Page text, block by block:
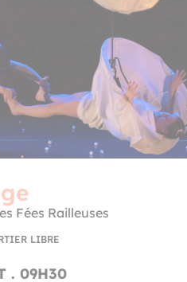
Fées Railleuses
LIBRE
. 09H30